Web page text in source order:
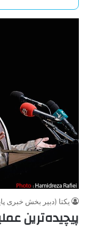
یکتا (دبیر بخش خبری
پیچیده‌ترین